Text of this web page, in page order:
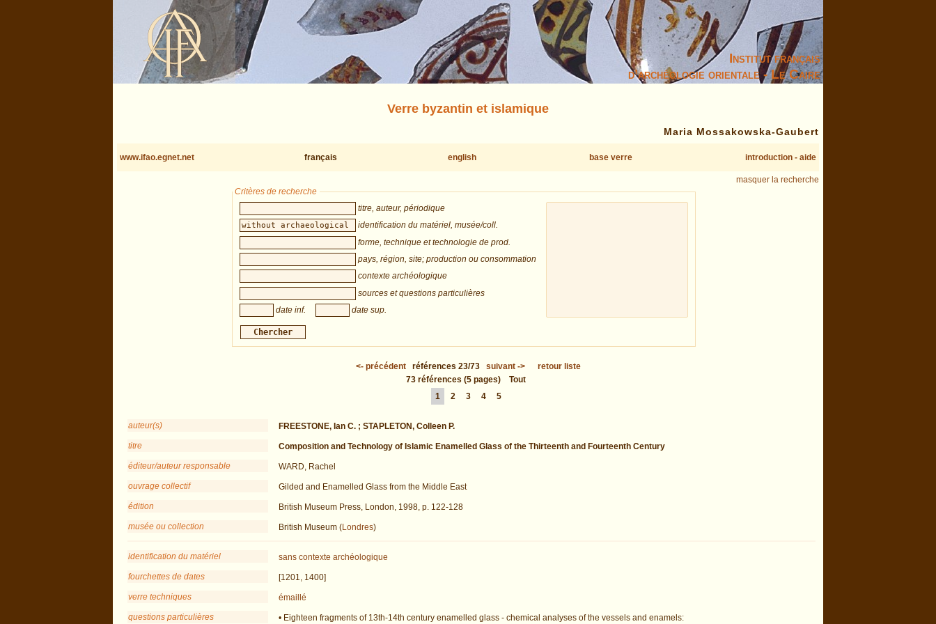
Institut français
d’archéologie orientale - Le Caire
Verre byzantin et islamique
Maria Mossakowska-Gaubert
www.ifao.egnet.net français english base verre introduction - aide
masquer la recherche
Critères de recherche
titre, auteur, périodique
identification du matériel, musée/coll.
forme, technique et technologie de prod.
pays, région, site; production ou consommation
contexte archéologique
sources et questions particulières
date inf.
date sup.
<- précédent références 23/73 suivant->
retour liste
73 références (5 pages)
Tout
1
2 3 4 5
auteur(s)
FREESTONE, Ian C. ; STAPLETON, Colleen P.
titre
Composition and Technology of Islamic Enamelled Glass of the Thirteenth and Fourteenth Century
éditeur/auteur responsable
WARD, Rachel
ouvrage collectif
Gilded and Enamelled Glass from the Middle East
édition
British Museum Press, London, 1998, p. 122-128
musée ou collection
British Museum (Londres)
identification du matériel
sans contexte archéologique
fourchettes de dates
[1201, 1400]
verre techniques
émaillé
questions particulières
• Eighteen fragments of 13th-14th century enamelled glass - chemical analyses of the vessels and enamels: